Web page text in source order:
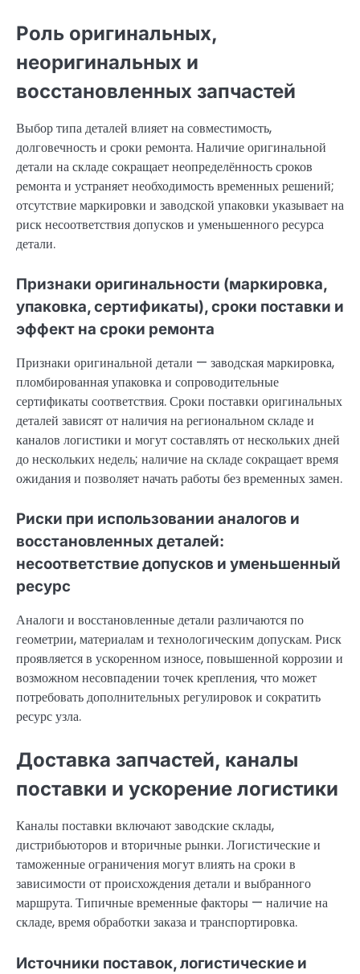
Роль оригинальных,
неоригинальных и
восстановленных запчастей
Выбор типа деталей влияет на совместимость,
долговечность и сроки ремонта. Наличие оригинальной
детали на складе сокращает неопределённость сроков
ремонта и устраняет необходимость временных решений;
отсутствие маркировки и заводской упаковки указывает на
риск несоответствия допусков и уменьшенного ресурса
детали.
Признаки оригинальности (маркировка,
упаковка, сертификаты), сроки поставки и
эффект на сроки ремонта
Признаки оригинальной детали — заводская маркировка,
пломбированная упаковка и сопроводительные
сертификаты соответствия. Сроки поставки оригинальных
деталей зависят от наличия на региональном складе и
каналов логистики и могут составлять от нескольких дней
до нескольких недель; наличие на складе сокращает время
ожидания и позволяет начать работы без временных замен.
Риски при использовании аналогов и
восстановленных деталей:
несоответствие допусков и уменьшенный
ресурс
Аналоги и восстановленные детали различаются по
геометрии, материалам и технологическим допускам. Риск
проявляется в ускоренном износе, повышенной коррозии и
возможном несовпадении точек крепления, что может
потребовать дополнительных регулировок и сократить
ресурс узла.
Доставка запчастей, каналы
поставки и ускорение логистики
Каналы поставки включают заводские склады,
дистрибьюторов и вторичные рынки. Логистические и
таможенные ограничения могут влиять на сроки в
зависимости от происхождения детали и выбранного
маршрута. Типичные временные факторы — наличие на
складе, время обработки заказа и транспортировка.
Источники поставок, логистические и